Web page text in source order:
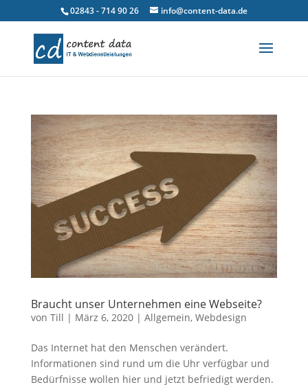
02843 - 714 90 26 info@content-data.de
Braucht unser Unternehmen eine Webseite?
von Till | März 6, 2020| Allgemein, Webdesign
Das Internet hat den Menschen verändert.
Informationen sind rund um die Uhr verfügbar und
Bedürfnisse wollen hier und jetzt befriedigt werden.